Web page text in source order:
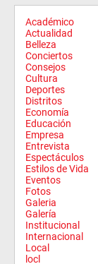
Académico
Actualidad
Belleza
Conciertos
Consejos
Cultura
Deportes
Distritos
Economía
Educación
Empresa
Entrevista
Espectáculos
Estilos de Vida
Eventos
Fotos
Galeria
Galería
Institucional
Internacional
Local
locl